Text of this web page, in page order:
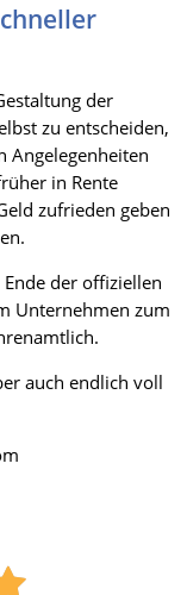
der
zu entscheiden,
Angelegenheiten
in Rente
zufrieden geben
der offiziellen
Unternehmen zum
auch endlich voll